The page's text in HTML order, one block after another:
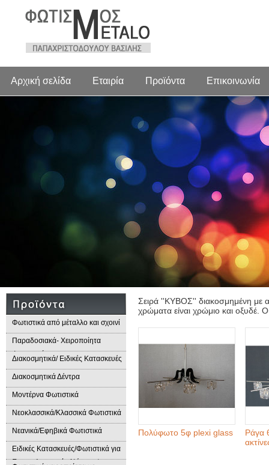
Αρχική σελίδα Εταιρία Προϊόντα Επικοινωνία
Φωτιστικά από μέταλλο και σχοινί
Παραδοσιακά- Χειροποίητα
Φωτιστικά
Διακοσμητικά/ Ειδικές Κατασκευές
Διακοσμητικά Δέντρα
Μοντέρνα Φωτιστικά
Νεοκλασσικά/Κλασσικά Φωτιστικά
Νεανικά/Εφηβικά Φωτιστικά
Ειδικές Κατασκευές/Φωτιστικά για
Επαγγελματικούς Χώρους/
Σειρά ''ΚΥΒΟΣ'' διακοσμημένη με
χρώματα είναι χρώμιο και οξυδέ.
Πολύφωτο 5φ plexi glass
Ράγα